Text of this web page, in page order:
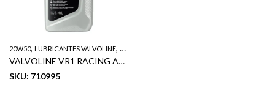
20W50, LUBRICANTES VALVOLINE, VR1
VALVOLINE VR1 RACING ACEITE DE MOTOR SAE 20W50 1QT
SKU: 710995